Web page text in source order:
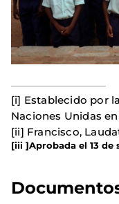
[i] Establecido por
Naciones Unidas en
[ii] Francisco,
[iii ]Aprobada el 13 de